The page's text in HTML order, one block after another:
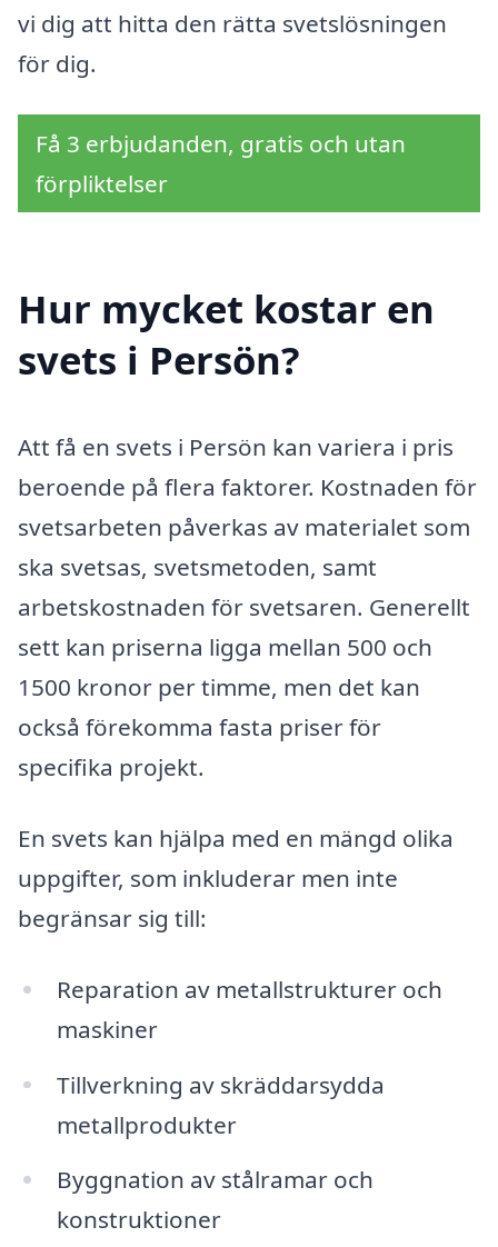
vi dig att hitta den rätta svetslösningen
för dig.
Få 3 erbjudanden, gratis och utan
förpliktelser
Hur mycket kostar en
svets i Persön?
Att få en svets i Persön kan variera i pris
beroende på flera faktorer. Kostnaden för
svetsarbeten påverkas av materialet som
ska svetsas, svetsmetoden, samt
arbetskostnaden för svetsaren. Generellt
sett kan priserna ligga mellan 500 och
1500 kronor per timme, men det kan
också förekomma fasta priser för
specifika projekt.
En svets kan hjälpa med en mängd olika
uppgifter, som inkluderar men inte
begränsar sig till:
Reparation av metallstrukturer och
maskiner
Tillverkning av skräddarsydda
metallprodukter
Byggnation av stålramar och
konstruktioner